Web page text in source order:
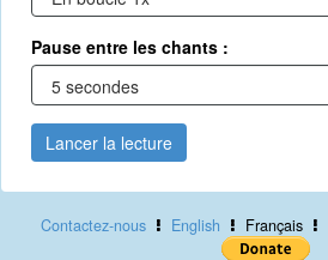
Pause entre les chants :
Lancer la lecture
Contactez-nous English Français